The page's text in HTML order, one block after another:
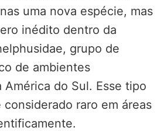
uma nova espécie, mas
inédito dentro da
grupo de
de ambientes
América do Sul. Esse tipo
raro em áreas